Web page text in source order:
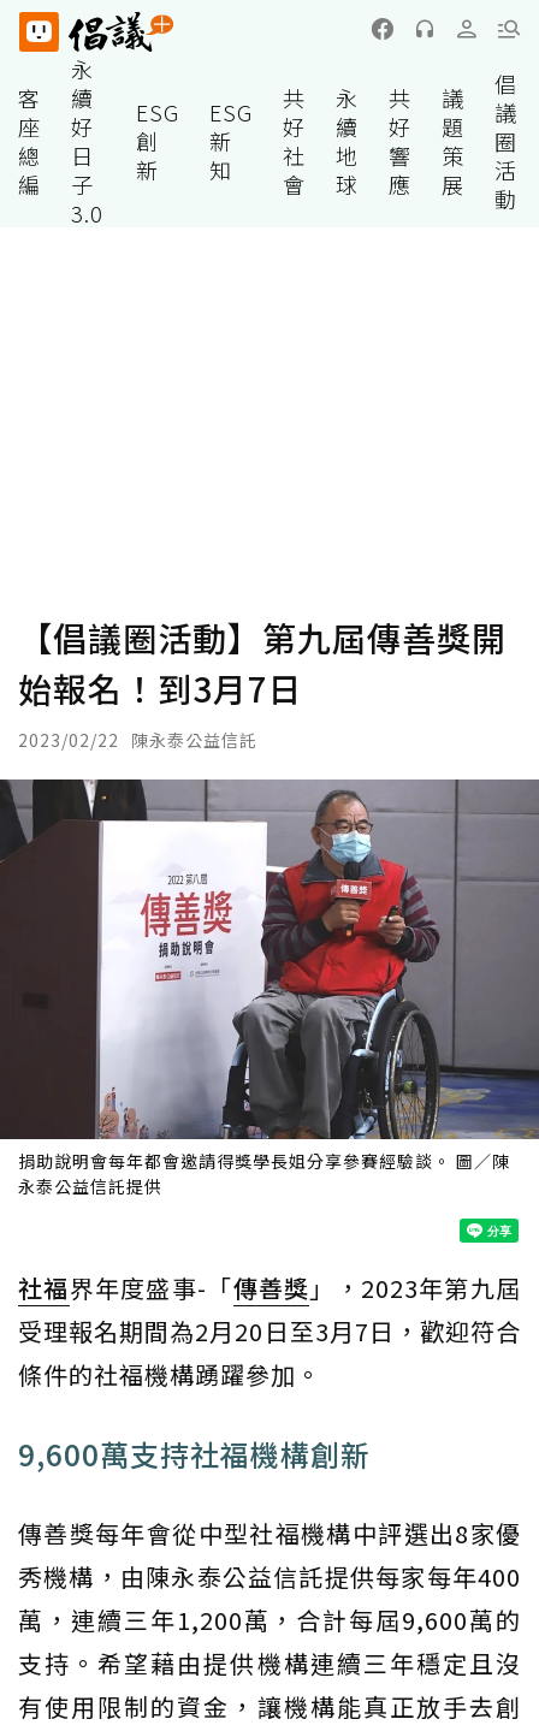
客
座
總
編
永
續
好
日
子
3.0
ESG
創
新
ESG
新
知
共
好
社
會
永
續
地
球
共
好
響
應
議
題
策
展
倡
議
圈
活
動
【倡議圈活動】第九屆傳善獎開
始報名！到3月7日
2023/02/22 陳永泰公益信託
捐助說明會每年都會邀請得獎學長姐分享參賽經驗談。 圖／陳
永泰公益信託提供
社福界年度盛事-「傳善獎 」，2023年第九屆
受理報名期間為2月20日至3月7日，歡迎符合
條件的社福機構踴躍參加。
9,600萬支持社福機構創新
傳善獎每年會從中型社福機構中評選出8家優
秀機構，由陳永泰公益信託提供每家每年400
萬，連續三年1,200萬，合計每屆9,600萬的
支持。希望藉由提供機構連續三年穩定且沒
有使用限制的資金，讓機構能真正放手去創